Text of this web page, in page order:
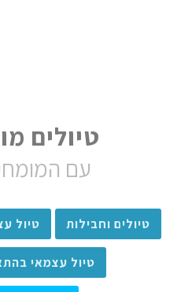
טיולים
עם
טיולים וחבילות טיול
טיול עצמאי